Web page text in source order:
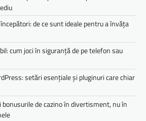
de ce sunt ideale pentru a învăța
cum joci în siguranță de pe telefon sau
setări esențiale și pluginuri care chiar
de cazino în divertisment, nu în